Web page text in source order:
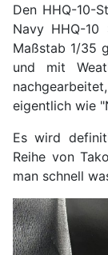
Den HHQ-10-
Navy HHQ-10
Maßstab 1/35
und mit
eigentlich wie
Es wird
Reihe von
man schnell